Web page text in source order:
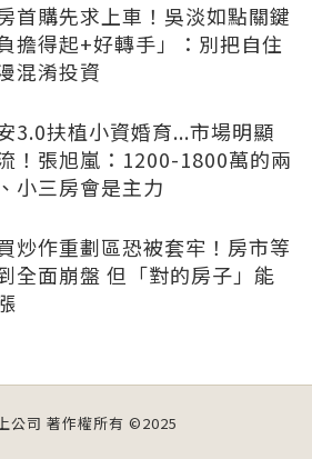
首購先求上車！吳淡如點關鍵
負擔得起+好轉手」：別把自住
混淆投資
3.0扶植小資婚育...市場明顯
！張旭嵐：1200-1800萬的兩
小三房會是主力
炒作重劃區恐被套牢！房市等
全面崩盤 但「對的房子」能
公司 著作權所有 ©2025